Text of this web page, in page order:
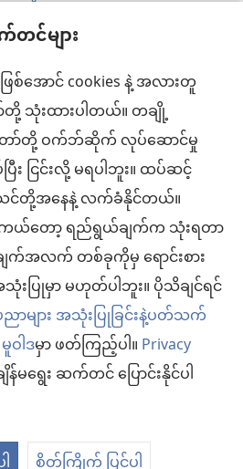
င်များ
စ်အောင် cookies နဲ့ အလားတူ
သုံးထားပါတယ်။ တချို့
ော်တို့ ဝက်ဘ်ဆိုက် လုပ်ဆောင်မှု
ငြင်းလို့ မရပါဘူး။ ထပ်ဆင့်
င်တို့အနေနဲ့ လက်ခံနိုင်တယ်။
ကယ်တော့ ရည်ရွယ်ချက်က သုံးရတာ
ျက်အလက် တစ်ခုကိုမှ ရောင်းစား
းပြုမှာ မဟုတ်ပါဘူး။ ပိုသိချင်ရင်
ညာများ အသုံးပြုခြင်းနဲ့ပတ်သက်
ဝါဒမှာ ဖတ်ကြည့်ပါ။Privacy
န်မရွေး ဆက်တင် ပြောင်းနိုင်ပါ
စာကြည့်တိုက်™
က်
Bible and Tract Society of Pennsylvania.